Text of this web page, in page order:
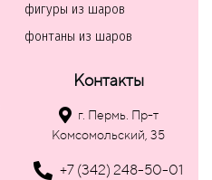
фигуры из шаров
фонтаны из шаров
Контакты
г. Пермь. Пр-т
Комсомольский, 35
+7 (342) 248-50-01